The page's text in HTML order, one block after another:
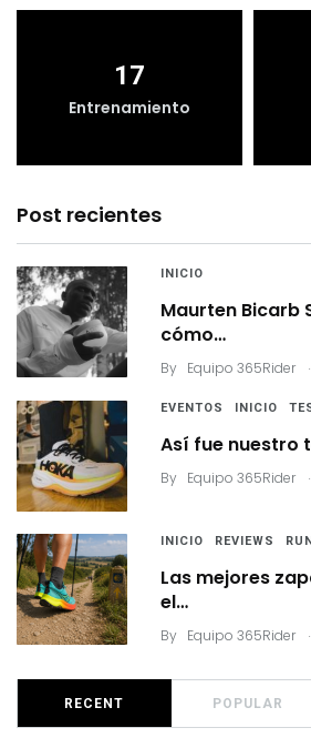
17
Entrenamiento
Post recientes
INICIO
Maurten Bicarb
cómo…
By Equipo 365Rider .
EVENTOS INICIO
Así fue nuestro
By Equipo 365Rider .
INICIO REVIEWS
Las mejores
el…
By Equipo 365Rider .
RECENT POPULAR